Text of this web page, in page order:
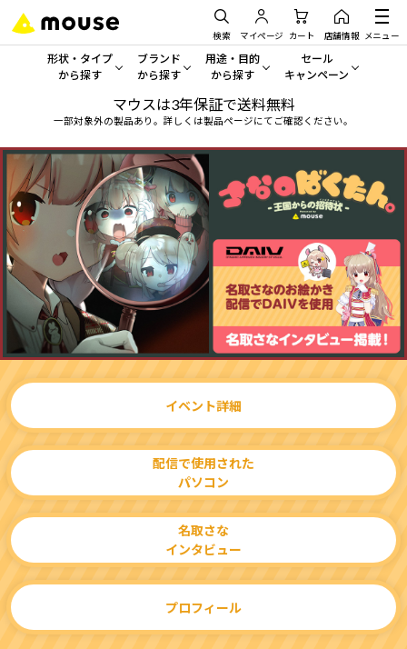
検索 マイページ カート 店舗情報 メニュー
形状・タイプ
から探す
形状・タイプから探す をすべてみる
デスクトップPC
ノートPC
タブレット
サーバー
ワークステーション
ディスプレイ
Copilot+ PC
ブランド
から探す
mouse
G TUNE
NEXTGEAR
DAIV
MousePro
Windows 11 | Copilot+ PC
用途・目的
から探す
一般向けパソコン
ゲーミングPC・ゲーム向けパソコン
クリエイティブ向け
ビジネス向けパソコン
学習向けパソコン
スペック/パーツ別
AIおすすめパソコン
Windows 11
セール
キャンペーン
セール・キャンペー
期間限定セール
人気モデルが期間限定・お
アウトレットパソコン
おすすめ目玉パソコン
今イチオシのパソコンをピ
Windows 11 Copilot+ PC
マウスは3年保証で送料無料
一部対象外の製品あり。詳しくは製品ページにてご確認ください。
イベント詳細
配信で使用された
パソコン
名取さな
インタビュー
プロフィール